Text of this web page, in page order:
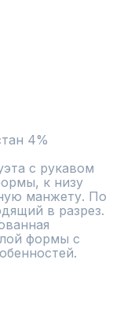
4%
с рукавом
к низу
манжету. По
в разрез.
формы с